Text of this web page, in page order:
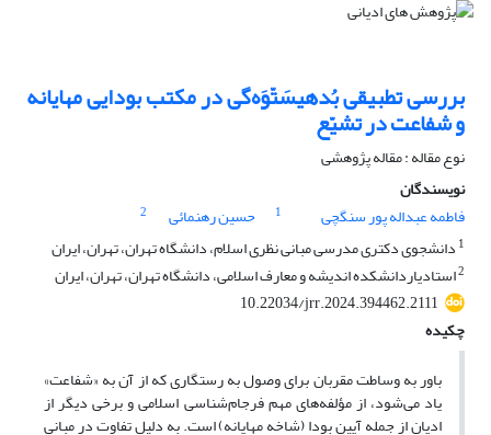
بررسی تطبیقی بُدهیسَتّوَه‌گی در مکتب بودایی مهایانه
و شفاعت در تشیّع
نوع مقاله : مقاله پژوهشی
نویسندگان
فاطمه عبداله پور سنگچی
1 حسین رهنمائی
2
1 دانشجوی دکتری مدرسی مبانی نظری اسلام، دانشگاه تهران، تهران، ایران
2استادیاردانشکده اندیشه و معارف اسلامی، دانشگاه تهران، تهران، ایران
10.22034/jrr.2024.394462.2111
چکیده
باور به وساطت مقربان برای وصول به رستگاری که از آن به «شفاعت»
یاد می‌شود، از مؤلفه‌های مهم فرجام‌شناسی اسلامی و برخی دیگر از
ادیان از جمله آیین بودا (شاخه مهایانه) است. به دلیل تفاوت در مبانی